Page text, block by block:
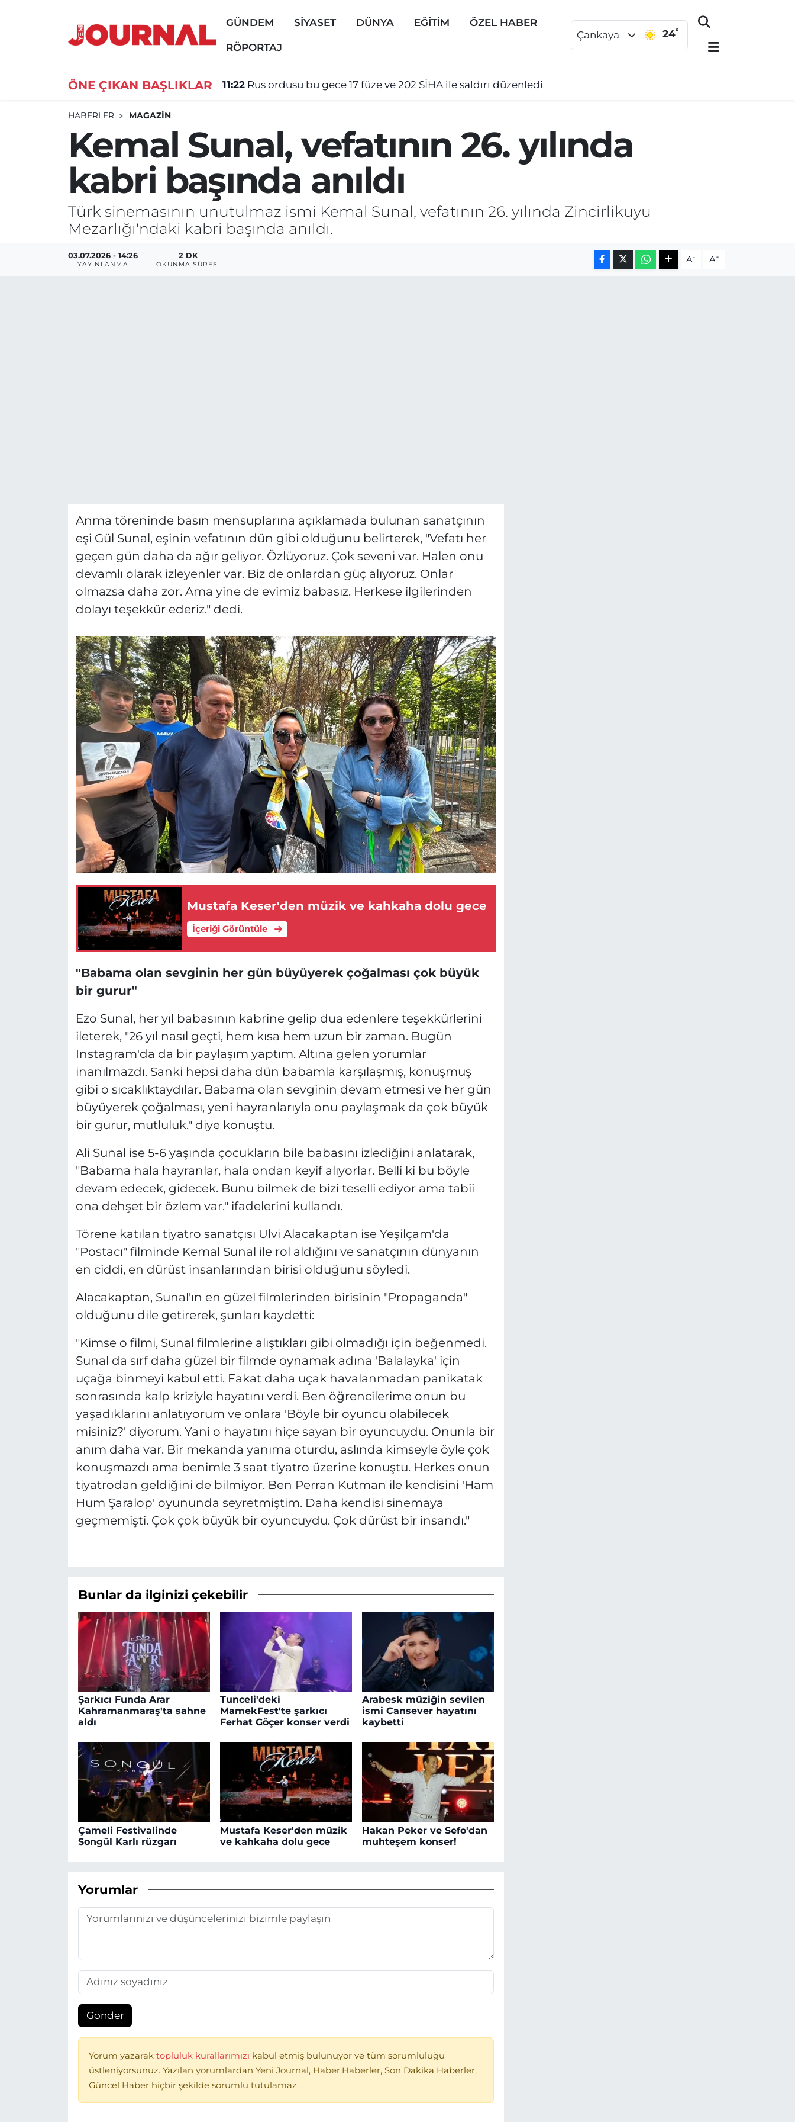
GÜNDEM SİYASET DÜNYA EĞİTİM ÖZEL HABER
RÖPORTAJ
Çankaya 24°
ÖNE ÇIKAN BAŞLIKLAR 11:22 Rus ordusu bu gece 17 füze ve 202 SİHA ile saldırı düzenledi
HABERLER MAGAZİN
Kemal Sunal, vefatının 26. yılında
kabri başında anıldı
Türk sinemasının unutulmaz ismi Kemal Sunal, vefatının 26. yılında Zincirlikuyu
Mezarlığı'ndaki kabri başında anıldı.
03.07.2026 - 14:26
YAYINLANMA
2 DK
OKUNMA SÜRESI A- A+
Anma töreninde basın mensuplarına açıklamada bulunan sanatçının
eşi Gül Sunal, eşinin vefatının dün gibi olduğunu belirterek, "Vefatı her
geçen gün daha da ağır geliyor. Özlüyoruz. Çok seveni var. Halen onu
devamlı olarak izleyenler var. Biz de onlardan güç alıyoruz. Onlar
olmazsa daha zor. Ama yine de evimiz babasız. Herkese ilgilerinden
dolayı teşekkür ederiz." dedi.
Mustafa Keser'den müzik ve kahkaha dolu gece
İçeriği Görüntüle
"Babama olan sevginin her gün büyüyerek çoğalması çok büyük
bir gurur"
Ezo Sunal, her yıl babasının kabrine gelip dua edenlere teşekkürlerini
ileterek, "26 yıl nasıl geçti, hem kısa hem uzun bir zaman. Bugün
Instagram'da da bir paylaşım yaptım. Altına gelen yorumlar
inanılmazdı. Sanki hepsi daha dün babamla karşılaşmış, konuşmuş
gibi o sıcaklıktaydılar. Babama olan sevginin devam etmesi ve her gün
büyüyerek çoğalması, yeni hayranlarıyla onu paylaşmak da çok büyük
bir gurur, mutluluk." diye konuştu.
Ali Sunal ise 5-6 yaşında çocukların bile babasını izlediğini anlatarak,
"Babama hala hayranlar, hala ondan keyif alıyorlar. Belli ki bu böyle
devam edecek, gidecek. Bunu bilmek de bizi teselli ediyor ama tabii
ona dehşet bir özlem var." ifadelerini kullandı.
Törene katılan tiyatro sanatçısı Ulvi Alacakaptan ise Yeşilçam'da
"Postacı" filminde Kemal Sunal ile rol aldığını ve sanatçının dünyanın
en ciddi, en dürüst insanlarından birisi olduğunu söyledi.
Alacakaptan, Sunal'ın en güzel filmlerinden birisinin "Propaganda"
olduğunu dile getirerek, şunları kaydetti:
"Kimse o filmi, Sunal filmlerine alıştıkları gibi olmadığı için beğenmedi.
Sunal da sırf daha güzel bir filmde oynamak adına 'Balalayka' için
uçağa binmeyi kabul etti. Fakat daha uçak havalanmadan panikatak
sonrasında kalp kriziyle hayatını verdi. Ben öğrencilerime onun bu
yaşadıklarını anlatıyorum ve onlara 'Böyle bir oyuncu olabilecek
misiniz?' diyorum. Yani o hayatını hiçe sayan bir oyuncuydu. Onunla bir
anım daha var. Bir mekanda yanıma oturdu, aslında kimseyle öyle çok
konuşmazdı ama benimle 3 saat tiyatro üzerine konuştu. Herkes onun
tiyatrodan geldiğini de bilmiyor. Ben Perran Kutman ile kendisini 'Ham
Hum Şaralop' oyununda seyretmiştim. Daha kendisi sinemaya
geçmemişti. Çok çok büyük bir oyuncuydu. Çok dürüst bir insandı."
Bunlar da ilginizi çekebilir
Şarkıcı Funda Arar
Kahramanmaraş'ta sahne
aldı
Tunceli'deki
MamekFest'te şarkıcı
Ferhat Göçer konser verdi
Arabesk müziğin sevilen
ismi Cansever hayatını
kaybetti
Çameli Festivalinde
Songül Karlı rüzgarı
Mustafa Keser'den müzik
ve kahkaha dolu gece
Hakan Peker ve Sefo'dan
muhteşem konser!
Yorumlar
Gönder
Yorum yazarak topluluk kurallarımızı kabul etmiş bulunuyor ve tüm sorumluluğu
üstleniyorsunuz. Yazılan yorumlardan Yeni Journal, Haber,Haberler, Son Dakika Haberler,
Güncel Haber hiçbir şekilde sorumlu tutulamaz.
GÜNDEM
DÜNYA
EĞİTİM
ÖZEL HABER
Nöbetçi Eczaneler
Süper Lig Puan Durumu ve Fikstür
Tüm Manşetler
Son Dakika Haberleri
Haber Arşivi